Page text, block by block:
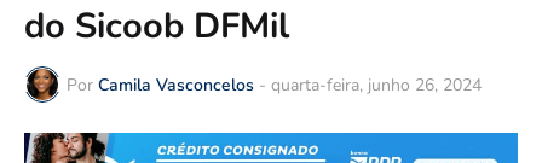
do Sicoob DFMil
Por Camila Vasconcelos - quarta-feira, junho 26, 2024